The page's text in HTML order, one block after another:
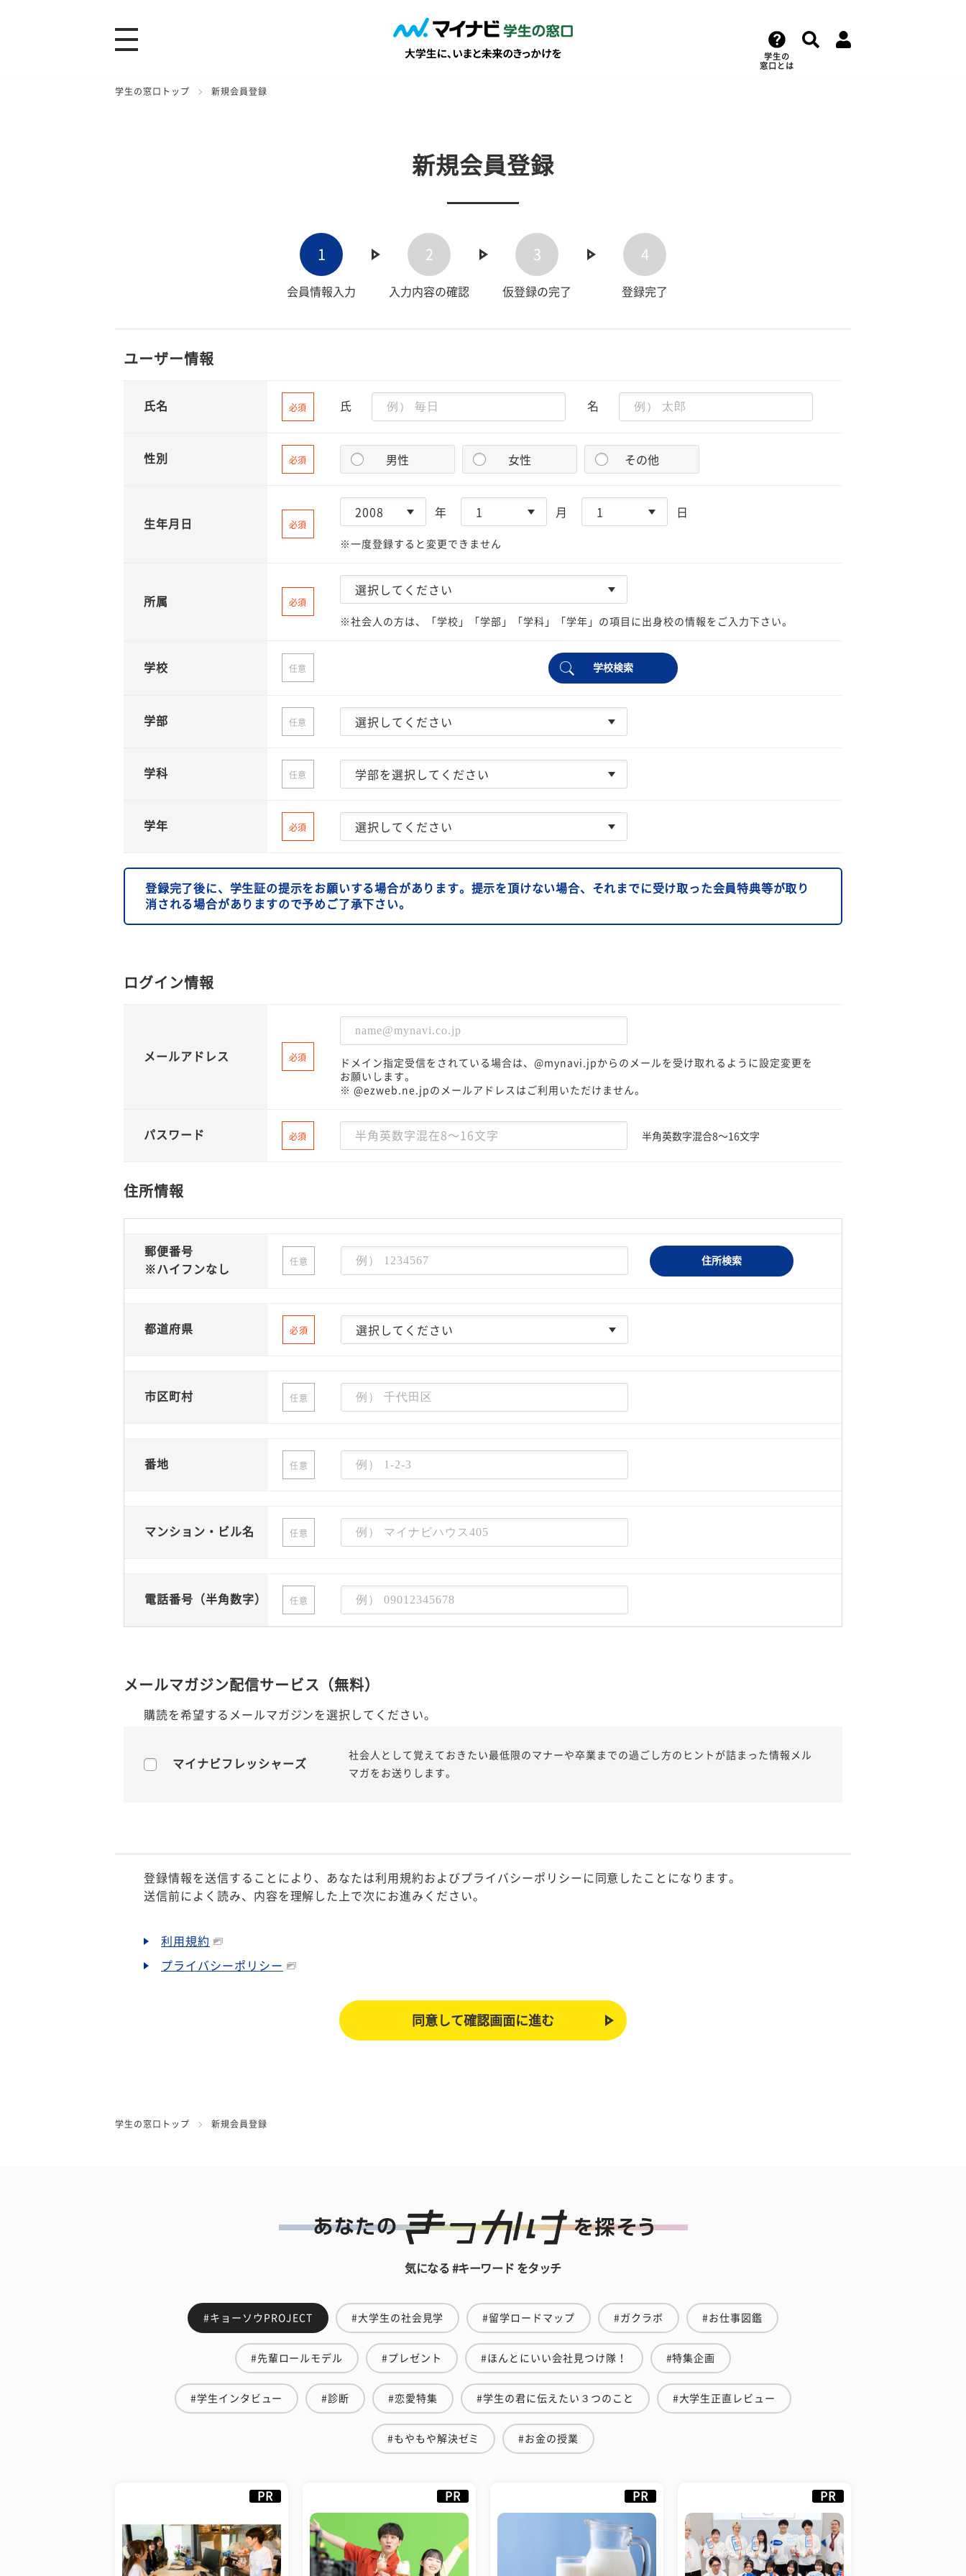
学生の
窓口とは
学生の窓口トップ 新規会員登録
新規会員登録
1
会員情報入力
2
入力内容の確認
3
仮登録の完了
4
登録完了
ユーザー情報
氏名 必須 氏 名
性別 必須 男性 女性 その他
生年月日 必須
年 月 日
※一度登録すると変更できません
所属 必須
※社会人の方は、「学校」「学部」「学科」「学年」の項目に出身校の情報をご入力下さい。
学校 任意 学校検索
学部 任意
学科 任意
学年 必須
登録完了後に、学生証の提示をお願いする場合があります。提示を頂けない場合、それまでに受け取った会員特典等が取り
消される場合がありますので予めご了承下さい。
ログイン情報
メールアドレス 必須
ドメイン指定受信をされている場合は、@mynavi.jpからのメールを受け取れるように設定変更を
お願いします。
※ @ezweb.ne.jpのメールアドレスはご利用いただけません。
パスワード 必須 半角英数字混合8〜16文字
住所情報
郵便番号
※ハイフンなし
任意 住所検索
都道府県 必須
市区町村 任意
番地 任意
マンション・ビル名 任意
電話番号（半角数字） 任意
メールマガジン配信サービス（無料）
購読を希望するメールマガジンを選択してください。
マイナビフレッシャーズ
社会人として覚えておきたい最低限のマナーや卒業までの過ごし方のヒントが詰まった情報メル
マガをお送りします。
登録情報を送信することにより、あなたは利用規約およびプライバシーポリシーに同意したことになります。
送信前によく読み、内容を理解した上で次にお進みください。
利用規約
プライバシーポリシー
学生の窓口トップ 新規会員登録
気になる #キーワード をタッチ
#キョーソウPROJECT #大学生の社会見学 #留学ロードマップ #ガクラボ #お仕事図鑑
#先輩ロールモデル #プレゼント #ほんとにいい会社見つけ隊！ #特集企画
#学生インタビュー #診断 #恋愛特集 #学生の君に伝えたい３つのこと #大学生正直レビュー
#もやもや解決ゼミ #お金の授業
PR PR PR PR